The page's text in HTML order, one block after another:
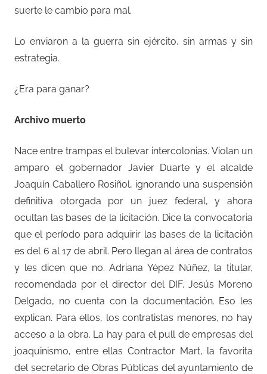
suerte le cambio para mal.
Lo enviaron a la guerra sin ejército, sin armas y sin
estrategia.
¿Era para ganar?
Archivo muerto
Nace entre trampas el bulevar intercolonias. Violan un
amparo el gobernador Javier Duarte y el alcalde
Joaquín Caballero Rosiñol, ignorando una suspensión
definitiva otorgada por un juez federal, y ahora
ocultan las bases de la licitación. Dice la convocatoria
que el período para adquirir las bases de la licitación
es del 6 al 17 de abril. Pero llegan al área de contratos
y les dicen que no. Adriana Yépez Núñez, la titular,
recomendada por el director del DIF, Jesús Moreno
Delgado, no cuenta con la documentación. Eso les
explican. Para ellos, los contratistas menores, no hay
acceso a la obra. La hay para el pull de empresas del
joaquinismo, entre ellas Contractor Mart, la favorita
del secretario de Obras Públicas del ayuntamiento de